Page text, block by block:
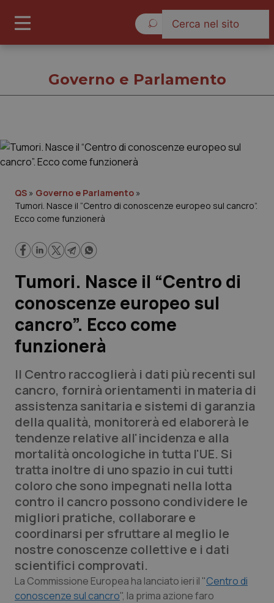
Governo e Parlamento
Regioni e Asl
Lavoro e Professioni
Scienza e Farmaci
Studi e Analisi
Lettere al direttore
Edizioni Regionali
QS Pro
Professionisti Sanitari.AI
Abruzzo
Basilicata
Calabria
Campania
QS Pro Gold
Artrite & artrosi
Asma & BPCO
Car-T
QS Club Newsletter
Governo e Parlamento
QS » Governo e Parlamento »
Tumori. Nasce il “Centro di conoscenze europeo sul cancro”.
Ecco come funzionerà
Tumori. Nasce il “Centro di
conoscenze europeo sul
cancro”. Ecco come
funzionerà
Il Centro raccoglierà i dati più recenti sul
cancro, fornirà orientamenti in materia di
assistenza sanitaria e sistemi di garanzia
della qualità, monitorerà ed elaborerà le
tendenze relative all'incidenza e alla
mortalità oncologiche in tutta l'UE. Si
tratta inoltre di uno spazio in cui tutti
coloro che sono impegnati nella lotta
contro il cancro possono condividere le
migliori pratiche, collaborare e
coordinarsi per sfruttare al meglio le
nostre conoscenze collettive e i dati
scientifici comprovati.
La Commissione Europea ha lanciato ieri il "Centro di
conoscenze sul cancro", la prima azione faro